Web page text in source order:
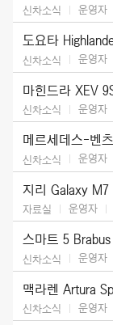
신차소식 운영자
도요타
신차소식 운영자
마힌드라 XEV
신차소식 운영자
신차소식 운영자
지리 Galaxy M7
자료실 운영자
스마트 5
신차소식 운영자
신차소식 운영자